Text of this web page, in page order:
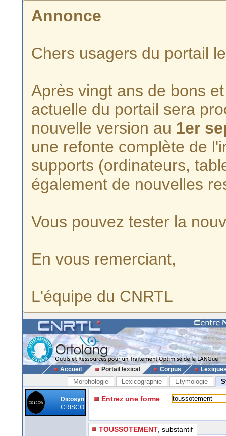
Annonce
Chers usagers du portail
Après vingt ans de bons
actuelle du portail sera
nouvelle version au 1er
une refonte complète de
supports (ordinateurs,
également de nouvelles
Vous pouvez tester la
En vous remerciant,
L'équipe du CNRTL
Accueil Portail lexical Corpus
Morphologie Lexicographie Etymologie
Dicosyn
CRISCO
Entrez une forme
TOUSSOTEMENT , substantif